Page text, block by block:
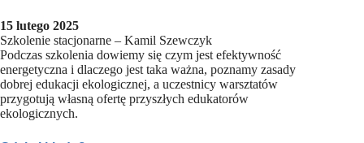
15 lutego 2025
Szkolenie stacjonarne – Kamil Szewczyk
Podczas szkolenia dowiemy się czym jest efektywność
energetyczna i dlaczego jest taka ważna, poznamy zasady
dobrej edukacji ekologicznej, a uczestnicy warsztatów
przygotują własną ofertę przyszłych edukatorów
ekologicznych.